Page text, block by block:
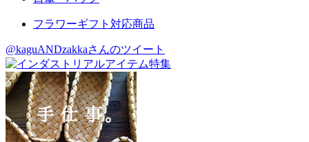
フラワーギフト対応商品
@kaguANDzakkaさんのツイート